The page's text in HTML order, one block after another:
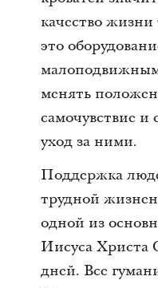
качество жизни
это
менять
самочувствие и
уход за ними.
Поддержка
трудной
одной из
Иисуса Христа
дней. Все